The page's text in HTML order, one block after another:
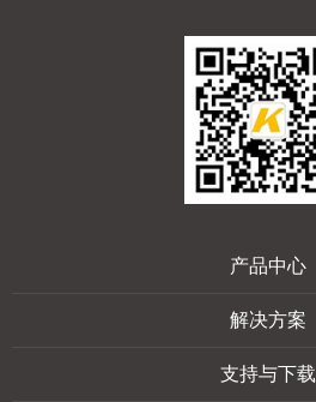
产品中心
解决方案
支持与下载